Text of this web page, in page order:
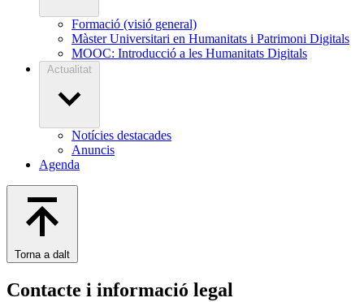
Formació (visió general)
Màster Universitari en Humanitats i Patrimoni Digitals
MOOC: Introducció a les Humanitats Digitals
Actualitat
Notícies destacades
Anuncis
Agenda
Torna a dalt
Contacte i informació legal